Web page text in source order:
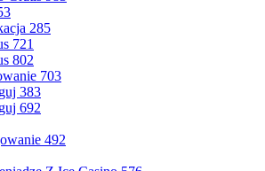
285
721
802
703
383
692
492